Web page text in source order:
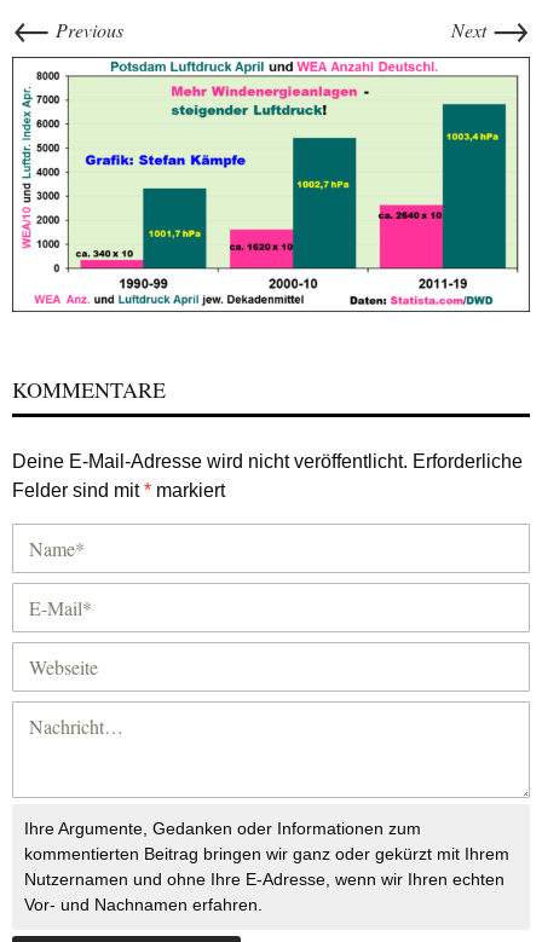
← Previous Next →
KOMMENTARE
Deine E-Mail-Adresse wird nicht veröffentlicht. Erforderliche
Felder sind mit* markiert
Ihre Argumente, Gedanken oder Informationen zum
kommentierten Beitrag bringen wir ganz oder gekürzt mit Ihrem
Nutzernamen und ohne Ihre E-Adresse, wenn wir Ihren echten
Vor- und Nachnamen erfahren.